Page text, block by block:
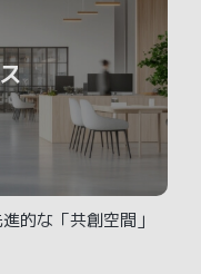
的な「共創空間」